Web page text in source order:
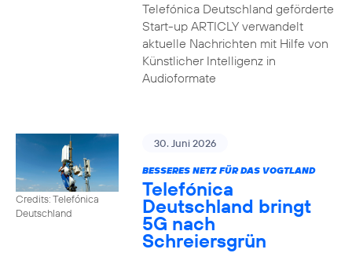
Telefónica Deutschland geförderte
Start-up ARTICLY verwandelt
aktuelle Nachrichten mit Hilfe von
Künstlicher Intelligenz in
Audioformate
Credits: Telefónica
Deutschland
30. Juni 2026
BESSERES NETZ FÜR DAS VOGTLAND
Telefónica
Deutschland bringt
5G nach
Schreiersgrün